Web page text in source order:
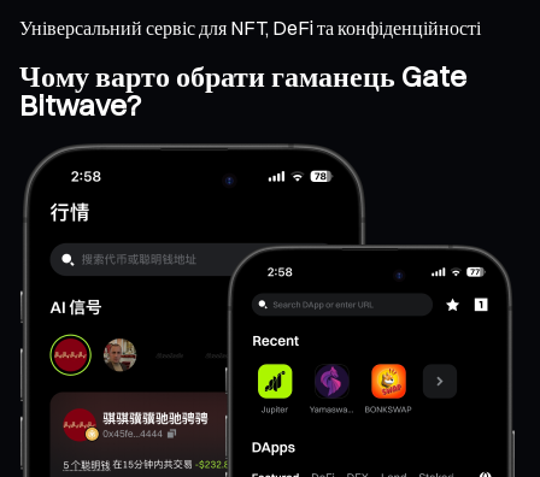
Універсальний сервіс для NFT, DeFi та конфіденційності
Чому варто обрати гаманець Gate
Bitwave?